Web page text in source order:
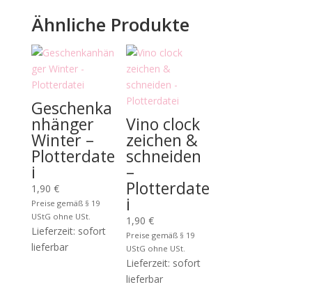
Ähnliche Produkte
Geschenka
nhänger
Winter –
Plotterdate
i
1,90 €
Preise gemäß § 19
UStG ohne USt.
Lieferzeit: sofort
lieferbar
Vino clock
zeichen &
schneiden
–
Plotterdate
i
1,90 €
Preise gemäß § 19
UStG ohne USt.
Lieferzeit: sofort
lieferbar